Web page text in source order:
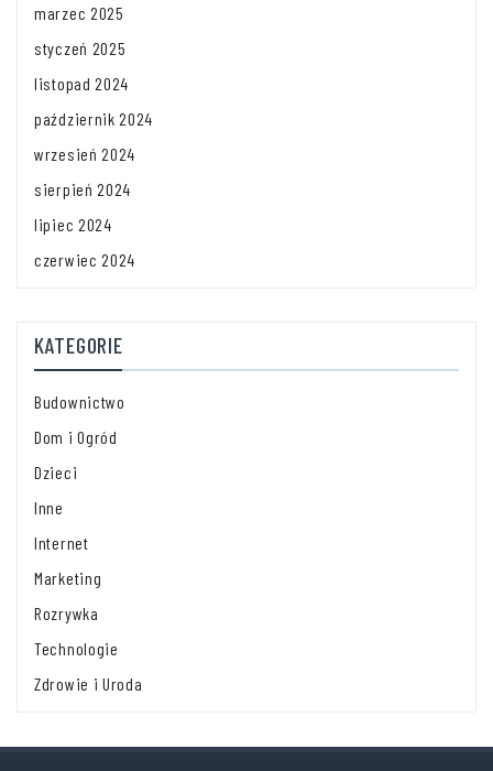
marzec 2025
styczeń 2025
listopad 2024
październik 2024
wrzesień 2024
sierpień 2024
lipiec 2024
czerwiec 2024
KATEGORIE
Budownictwo
Dom i Ogród
Dzieci
Inne
Internet
Marketing
Rozrywka
Technologie
Zdrowie i Uroda